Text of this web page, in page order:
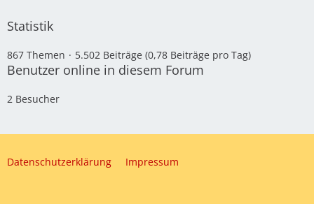
Statistik
867 Themen 5.502 Beiträge (0,78 Beiträge pro Tag)
Benutzer online in diesem Forum
2 Besucher
Datenschutzerklärung Impressum